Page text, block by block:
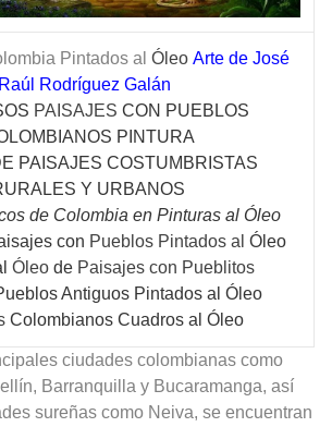
Pintados al Óleo Arte de José
Raúl Rodríguez Galán
PAISAJES CON PUEBLOS
PINTURA
PAISAJES COSTUMBRISTAS
Y URBANOS
de Colombia en Pinturas al Óleo
con Pueblos Pintados al Óleo
Óleode Paisajes con Pueblitos
Antiguos Pintados al Óleo
Colombianos Cuadros al Óleo
ciudades colombianas como
Barranquilla y Bucaramanga, así
sureñas como Neiva, se encuentran